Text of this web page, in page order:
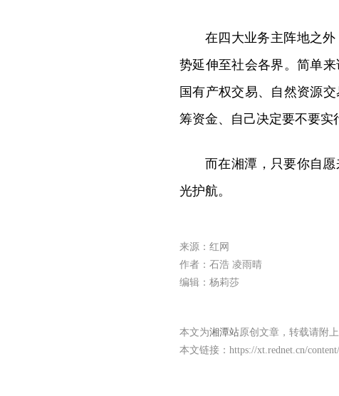
在四大业务主阵地之
势延伸至社会各界。简单
国有产权交易、自然资源
筹资金、自己决定要不要实
而在湘潭，只要你自
光护航。
来源：红网
作者：石浩 凌雨晴
编辑：杨莉莎
本文为湘潭站原创文章，转载请附
本文链接： https://xt.rednet.cn/